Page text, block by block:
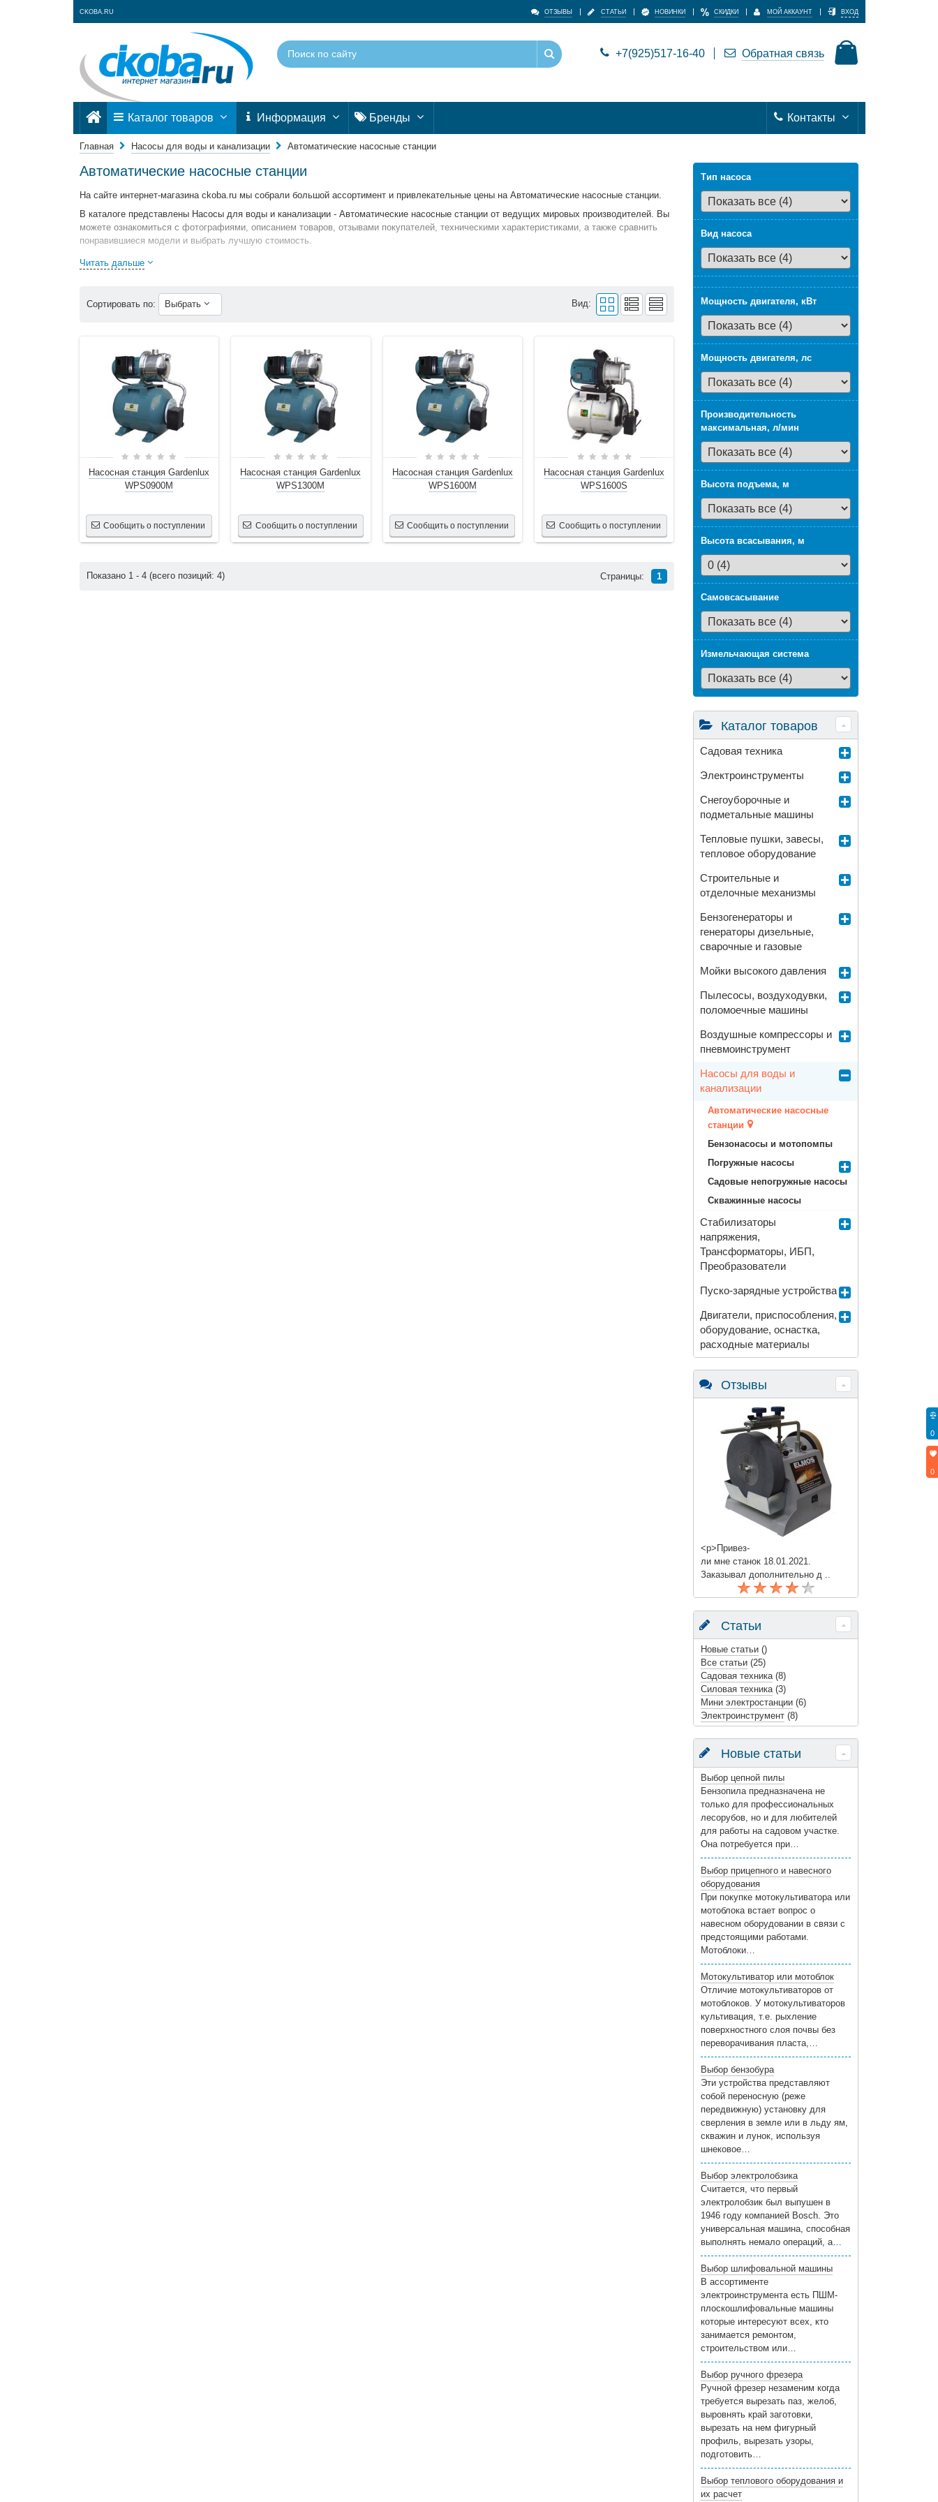
CKOBA.RU ОТЗЫВЫ СТАТЬИ НОВИНКИ СКИДКИ МОЙ АККАУНТ ВХОД
+7(925)517-16-40 Обратная связь
Каталог товаров Информация Бренды Контакты
Главная Насосы для воды и канализации Автоматические насосные станции
Автоматические насосные станции
На сайте интернет-магазина ckoba.ru мы собрали большой ассортимент и привлекательные цены на Автоматические насосные станции.
В каталоге представлены Насосы для воды и канализации - Автоматические насосные станции от ведущих мировых производителей. Вы
можете ознакомиться с фотографиями, описанием товаров, отзывами покупателей, техническими характеристиками, а также сравнить
понравившиеся модели и выбрать лучшую стоимость.
Для того чтобы купить Автоматические насосные станции, достаточно оформить заявку на сайте или связаться с консультантом в
режиме on-line.
Читать дальше
Сортировать по: Выбрать Вид:
Насосная станция Gardenlux
WPS0900M
Сообщить о поступлении
Насосная станция Gardenlux
WPS1300M
Сообщить о поступлении
Насосная станция Gardenlux
WPS1600M
Сообщить о поступлении
Насосная станция Gardenlux
WPS1600S
Сообщить о поступлении
Показано 1 - 4(всего позиций: 4) Страницы: 1
Тип насоса
Вид насоса
Мощность двигателя, кВт
Мощность двигателя, лс
Производительность
максимальная, л/мин
Высота подъема, м
Высота всасывания, м
Самовсасывание
Измельчающая система
Каталог товаров
Садовая техника
Электроинструменты
Снегоуборочные и
подметальные машины
Тепловые пушки, завесы,
тепловое оборудование
Строительные и
отделочные механизмы
Бензогенераторы и
генераторы дизельные,
сварочные и газовые
Мойки высокого давления
Пылесосы, воздуходувки,
поломоечные машины
Воздушные компрессоры и
пневмоинструмент
Насосы для воды и
канализации
Автоматические насосные
станции
Бензонасосы и мотопомпы
Погружные насосы
Садовые непогружные насосы
Скважинные насосы
Стабилизаторы
напряжения,
Трансформаторы, ИБП,
Преобразователи
Пуско-зарядные устройства
Двигатели, приспособления,
оборудование, оснастка,
расходные материалы
Отзывы
<p>Привез-
ли мне станок 18.01.2021.
Заказывал дополнительно д ..
Статьи
Новые статьи ()
Все статьи (25)
Садовая техника (8)
Силовая техника (3)
Мини электростанции (6)
Электроинструмент (8)
Новые статьи
Выбор цепной пилы
Бензопила предназначена не
только для профессиональных
лесорубов, но и для любителей
для работы на садовом участке.
Она потребуется при…
Выбор прицепного и навесного
оборудования
При покупке мотокультиватора или
мотоблока встает вопрос о
навесном оборудовании в связи с
предстоящими работами.
Мотоблоки…
Мотокультиватор или мотоблок
Отличие мотокультиваторов от
мотоблоков. У мотокультиваторов
культивация, т.е. рыхление
поверхностного слоя почвы без
переворачивания пласта,…
Выбор бензобура
Эти устройства представляют
собой переносную (реже
передвижную) установку для
сверления в земле или в льду ям,
скважин и лунок, используя
шнековое…
Выбор электролобзика
Считается, что первый
электролобзик был выпушен в
1946 году компанией Bosch. Это
универсальная машина, способная
выполнять немало операций, а…
Выбор шлифовальной машины
В ассортименте
электроинструмента есть ПШМ-
плоскошлифовальные машины
которые интересуют всех, кто
занимается ремонтом,
строительством или…
Выбор ручного фрезера
Ручной фрезер незаменим когда
требуется вырезать паз, желоб,
выровнять край заготовки,
вырезать на нем фигурный
профиль, вырезать узоры,
подготовить…
Выбор теплового оборудования и
их расчет
0
0